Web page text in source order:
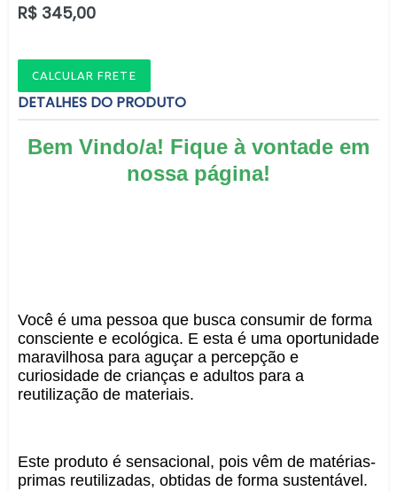
Preço
R$ 345,00
CALCULAR FRETE
DETALHES DO PRODUTO
Bem Vindo/a! Fique à vontade em
nossa página!
Você é uma pessoa que busca consumir de forma
consciente e ecológica. E esta é uma oportunidade
maravilhosa para aguçar a percepção e
curiosidade de crianças e adultos para a
reutilização de materiais.
Este produto é sensacional, pois vêm de matérias-
primas reutilizadas, obtidas de forma sustentável.